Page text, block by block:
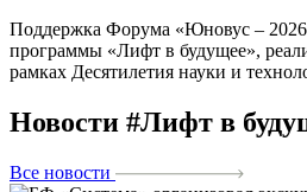
Поддержка Форума «Юновус –
программы «Лифт в будущее»,
рамках Десятилетия науки и
Новости #Лифт в
Все новости